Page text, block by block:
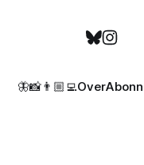
🦋📸👨🏼‍💻Over